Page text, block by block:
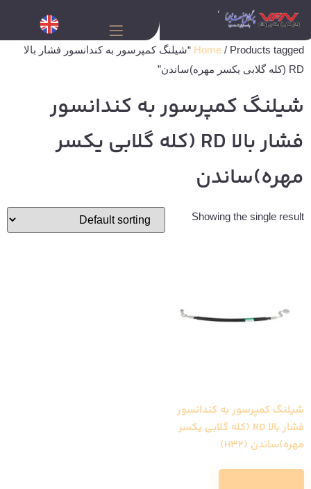
Home / Products tagged “شیلنگ کمپرسور به کندانسور فشار بالا
RD (کله گلابی یکسر مهره)ساندن”
شیلنگ کمپرسور به کندانسور
فشار بالا RD (کله گلابی یکسر
مهره)ساندن
Showing the single result
شیلنگ کمپرسور به کندانسور
فشار بالا RD (کله گلابی یکسر
مهره)ساندن (H32)